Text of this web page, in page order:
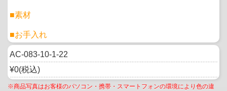
■素材
■お手入れ
AC-083-10-1-22
¥0(税込)
※商品写真はお客様のパソコン・携帯・スマートフォンの環境により色の違